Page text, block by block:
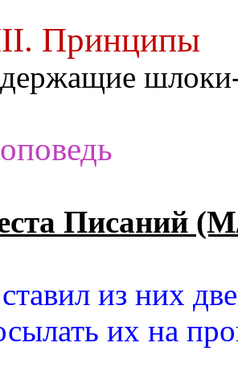
Принципы
Писаний
из них
их на